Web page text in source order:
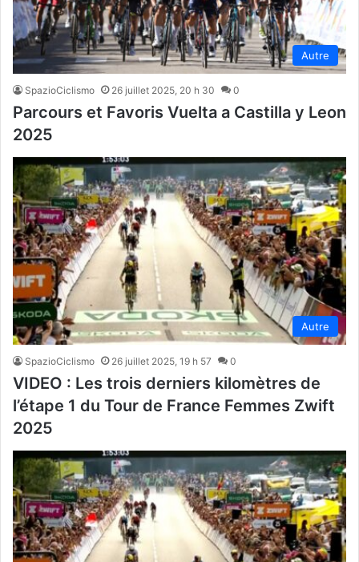
Autre
SpazioCiclismo 26 juillet 2025, 20 h 30 0
Parcours et Favoris Vuelta a Castilla y Leon
2025
Autre
SpazioCiclismo 26 juillet 2025, 19 h 57 0
VIDEO : Les trois derniers kilomètres de
l’étape 1 du Tour de France Femmes Zwift
2025